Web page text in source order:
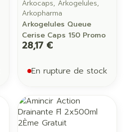
Arkocaps, Arkogelules,
Arkopharma
Arkogelules Queue
Cerise Caps 150 Promo
28,17 €
En rupture de stock